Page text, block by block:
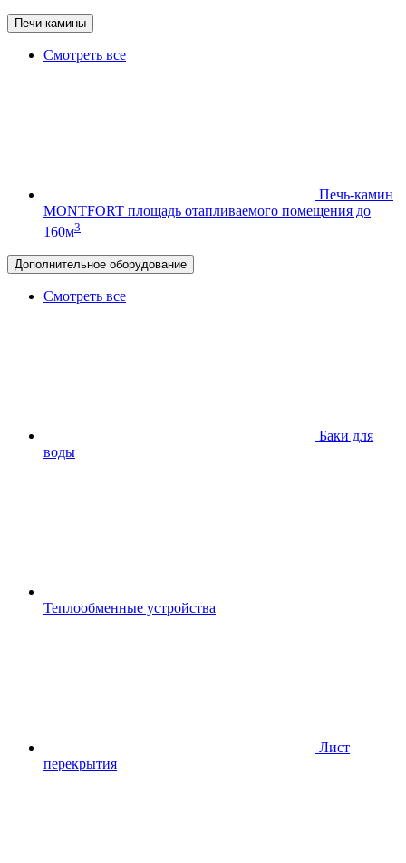
Печи-камины
Смотреть все
Печь-камин
MONTFORT площадь отапливаемого помещения до
160м3
Дополнительное оборудование
Смотреть все
Баки для
воды
Теплообменные устройства
Лист
перекрытия